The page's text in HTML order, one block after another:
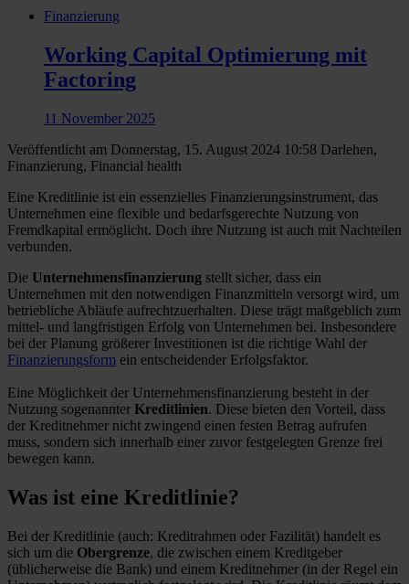
Finanzierung
Working Capital Optimierung mit
Factoring
11 November 2025
Veröffentlicht am Donnerstag, 15. August 2024 10:58 Darlehen,
Finanzierung, Financial health
Eine Kreditlinie ist ein essenzielles Finanzierungsinstrument, das
Unternehmen eine flexible und bedarfsgerechte Nutzung von
Fremdkapital ermöglicht. Doch ihre Nutzung ist auch mit Nachteilen
verbunden.
Die Unternehmensfinanzierung stellt sicher, dass ein
Unternehmen mit den notwendigen Finanzmitteln versorgt wird, um
betriebliche Abläufe aufrechtzuerhalten. Diese trägt maßgeblich zum
mittel- und langfristigen Erfolg von Unternehmen bei. Insbesondere
bei der Planung größerer Investitionen ist die richtige Wahl der
Finanzierungsform ein entscheidender Erfolgsfaktor.
Eine Möglichkeit der Unternehmensfinanzierung besteht in der
Nutzung sogenannter Kreditlinien. Diese bieten den Vorteil, dass
der Kreditnehmer nicht zwingend einen festen Betrag aufrufen
muss, sondern sich innerhalb einer zuvor festgelegten Grenze frei
bewegen kann.
Was ist eine Kreditlinie?
Bei der Kreditlinie (auch: Kreditrahmen oder Fazilität) handelt es
sich um die Obergrenze, die zwischen einem Kreditgeber
(üblicherweise die Bank) und einem Kreditnehmer (in der Regel ein